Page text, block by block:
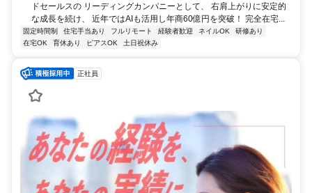
ドセールスの リーディングカンパニーとして、 右肩上がりに安定的
な成長を続け、 近年ではAIも活用し年商60億円を突破！ 完全在宅...
固定時間制 住宅手当あり フルリモート 経験者歓迎 ネイルOK
研修あり
在宅OK
育休あり ピアスOK 土日祝休み
正社員